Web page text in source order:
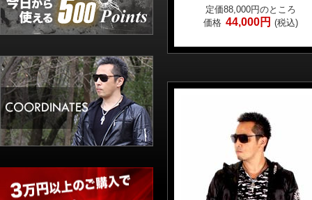
定価88,000円のところ
価格 44,000円 (税込)